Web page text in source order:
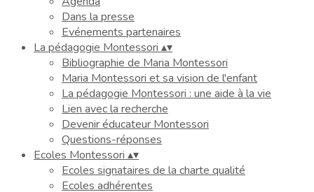
Dans la presse
Evénements partenaires
La pédagogie Montessori ▴▾
Bibliographie de Maria Montessori
Maria Montessori et sa vision de l'enfant
La pédagogie Montessori : une aide à la vie
Lien avec la recherche
Devenir éducateur Montessori
Questions-réponses
Ecoles Montessori ▴▾
Ecoles signataires de la charte qualité
Ecoles adhérentes